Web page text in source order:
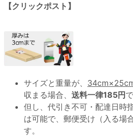
【クリックポスト】
サイズと重量が、
収まる場合、 送料一律185円
但し、代引き不可・配達日時
は可能で、郵便受け（入る場
す。